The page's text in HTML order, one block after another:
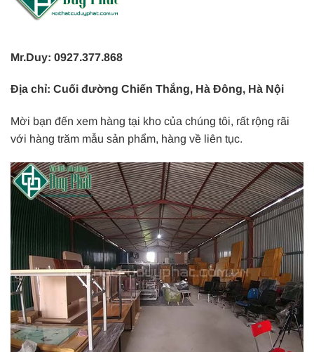
Mr.Duy: 0927.377.868
Địa chỉ: Cuối đường Chiến Thắng, Hà Đông, Hà Nội
Mời bạn đến xem hàng tại kho của chúng tôi, rất rộng rãi
với hàng trăm mẫu sản phẩm, hàng về liên tục.